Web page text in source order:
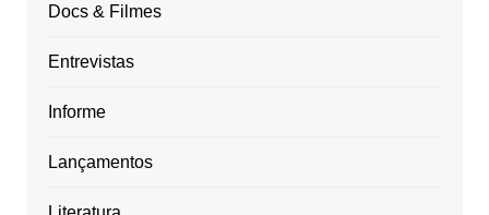
Docs & Filmes
Entrevistas
Informe
Lançamentos